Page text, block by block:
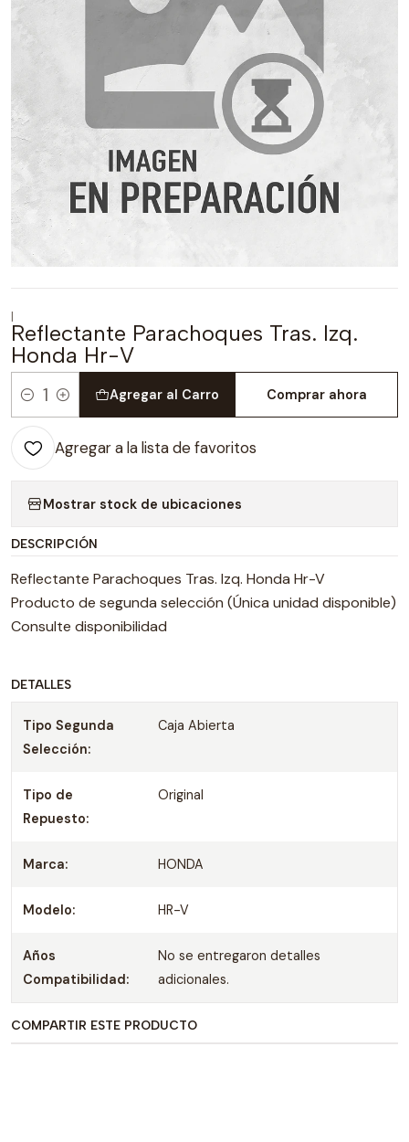
|
Reflectante Parachoques Tras. Izq.
Honda Hr-V
Cantidad
Agregar al Carro Comprar ahora
Agregar a la lista de favoritos
Mostrar stock de ubicaciones
DESCRIPCIÓN
Reflectante Parachoques Tras. Izq. Honda Hr-V
Producto de segunda selección (Única unidad disponible)
Consulte disponibilidad
DETALLES
Tipo Segunda
Selección:
Caja Abierta
Tipo de
Repuesto:
Original
Marca: HONDA
Modelo: HR-V
Años
Compatibilidad:
No se entregaron detalles
adicionales.
COMPARTIR ESTE PRODUCTO